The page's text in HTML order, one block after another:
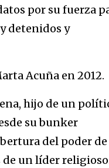
por su fuerza
detenidos y
Acuña en 2012.
hijo de un
su bunker
del poder de
un líder